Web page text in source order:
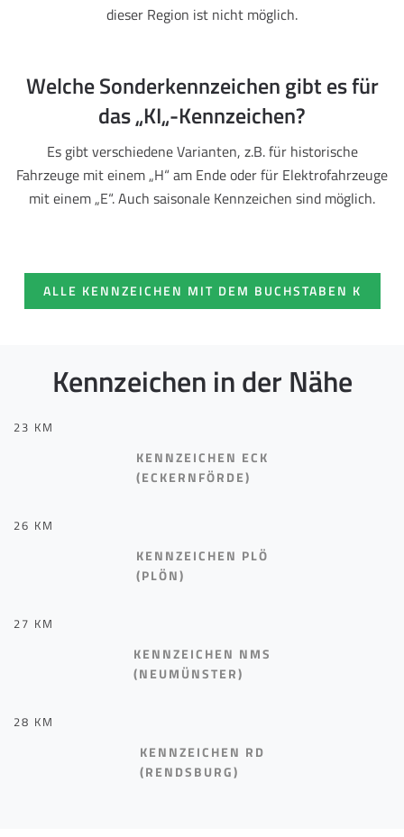
dieser Region ist nicht möglich.
Welche Sonderkennzeichen gibt es für
das „KI„-Kennzeichen?
Es gibt verschiedene Varianten, z.B. für historische
Fahrzeuge mit einem „H“ am Ende oder für Elektrofahrzeuge
mit einem „E“. Auch saisonale Kennzeichen sind möglich.
ALLE KENNZEICHEN MIT DEM BUCHSTABEN K
Kennzeichen in der Nähe
23 KM
KENNZEICHEN ECK
(ECKERNFÖRDE)
26 KM
KENNZEICHEN PLÖ
(PLÖN)
27 KM
KENNZEICHEN NMS
(NEUMÜNSTER)
28 KM
KENNZEICHEN RD
(RENDSBURG)